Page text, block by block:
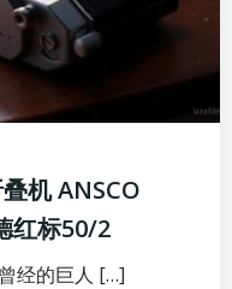
机 ANSCO
红标50/2
经的巨人 […]